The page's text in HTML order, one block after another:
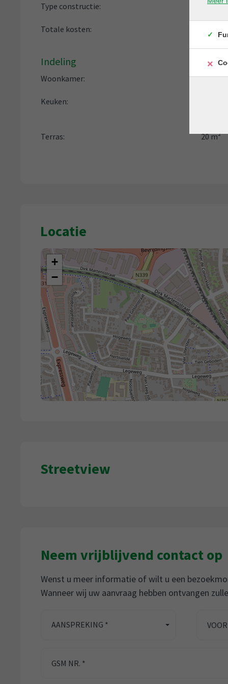
Type constructie:
Totale kosten:
Indeling
Woonkamer: Ja
Keuken:
,
Terras: 20 m²
Locatie
+
−
Streetview
Neem vrijblijvend contact op
Wenst u meer informatie of wilt u een
Wanneer wij uw aanvraag hebben ontvangen
AANSPREKING *